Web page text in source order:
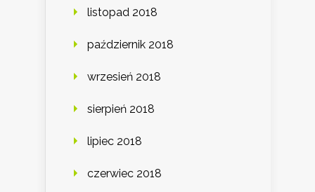
listopad 2018
październik 2018
wrzesień 2018
sierpień 2018
lipiec 2018
czerwiec 2018